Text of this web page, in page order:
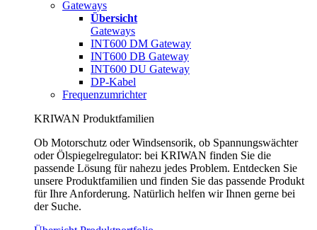
Gateways
Übersicht
Gateways
INT600 DM Gateway
INT600 DB Gateway
INT600 DU Gateway
DP-Kabel
Frequenzumrichter
KRIWAN Produktfamilien
Ob Motorschutz oder Windsensorik, ob Spannungswächter
oder Ölspiegelregulator: bei KRIWAN finden Sie die
passende Lösung für nahezu jedes Problem. Entdecken Sie
unsere Produktfamilien und finden Sie das passende Produkt
für Ihre Anforderung. Natürlich helfen wir Ihnen gerne bei
der Suche.